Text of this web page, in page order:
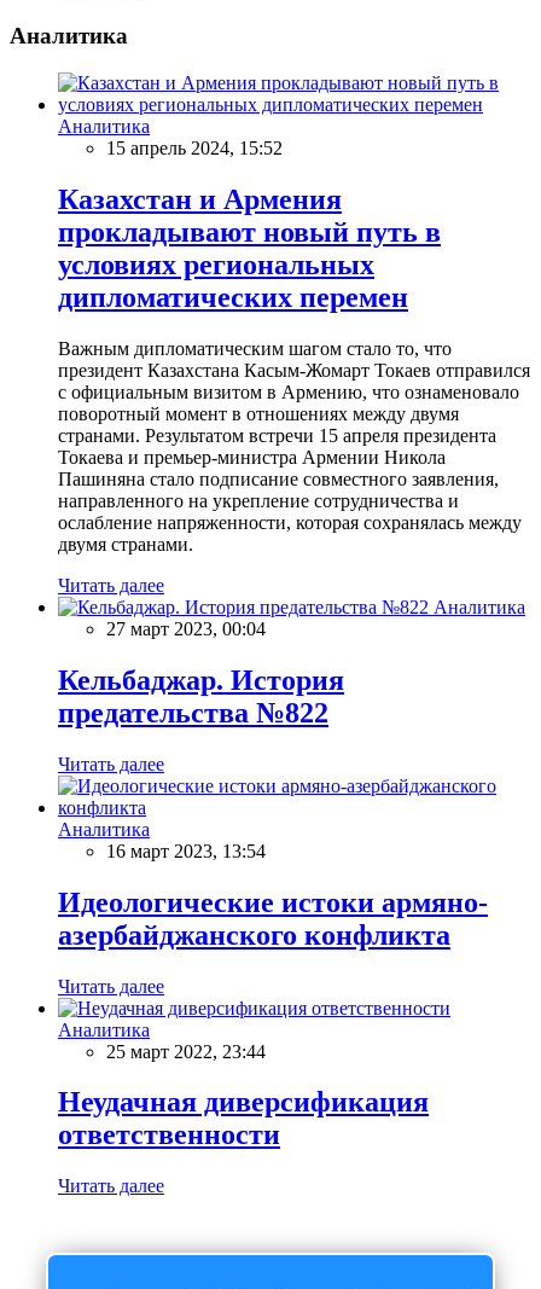
Аналитика
Аналитика
15 апрель 2024, 15:52
Казахстан и Армения
прокладывают новый путь в
условиях региональных
дипломатических перемен
Важным дипломатическим шагом стало то, что
президент Казахстана Касым-Жомарт Токаев отправился
с официальным визитом в Армению, что ознаменовало
поворотный момент в отношениях между двумя
странами. Результатом встречи 15 апреля президента
Токаева и премьер-министра Армении Никола
Пашиняна стало подписание совместного заявления,
направленного на укрепление сотрудничества и
ослабление напряженности, которая сохранялась между
двумя странами.
Читать далее
Аналитика
27 март 2023, 00:04
Кельбаджар. История
предательства №822
Читать далее
Аналитика
16 март 2023, 13:54
Идеологические истоки армяно-
азербайджанского конфликта
Читать далее
Аналитика
25 март 2022, 23:44
Неудачная диверсификация
ответственности
Читать далее